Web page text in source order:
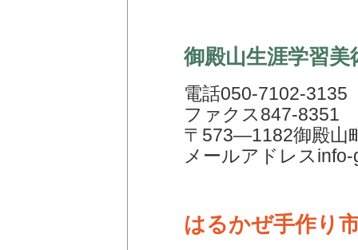
御殿山生涯学習美
電話050-7102-3135
ファクス847-8351
〒573―1182御殿山
メールアドレス
はるかぜ手作り